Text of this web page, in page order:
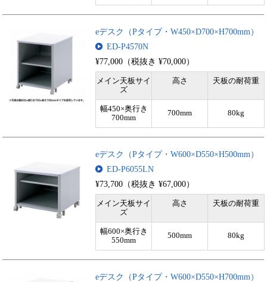
eデスク（Pタイプ・W450×D700×H700mm）
ED-P4570N
¥77,000（税抜き ¥70,000）
メイン天板サイ
ズ
高さ 天板の耐荷重
幅450×奥行き
700mm
700mm 80kg
eデスク（Pタイプ・W600×D550×H500mm）
ED-P6055LN
¥73,700（税抜き ¥67,000）
メイン天板サイ
ズ
高さ 天板の耐荷重
幅600×奥行き
550mm
500mm 80kg
eデスク（Pタイプ・W600×D550×H700mm）